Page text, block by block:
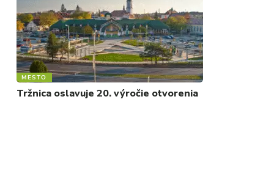
FOTKY
VIDEO
MIX
MESTO
Tržnica oslavuje 20. výročie otvorenia